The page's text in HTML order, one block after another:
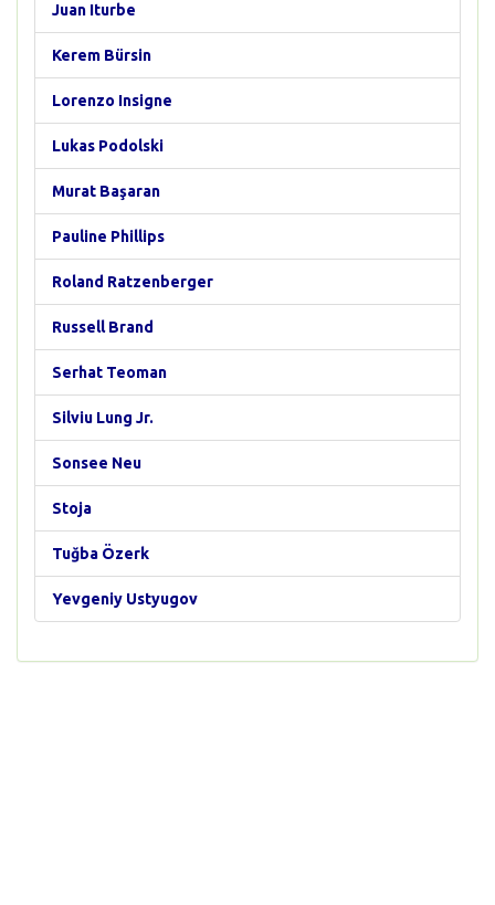
Juan Iturbe
Kerem Bürsin
Lorenzo Insigne
Lukas Podolski
Murat Başaran
Pauline Phillips
Roland Ratzenberger
Russell Brand
Serhat Teoman
Silviu Lung Jr.
Sonsee Neu
Stoja
Tuğba Özerk
Yevgeniy Ustyugov